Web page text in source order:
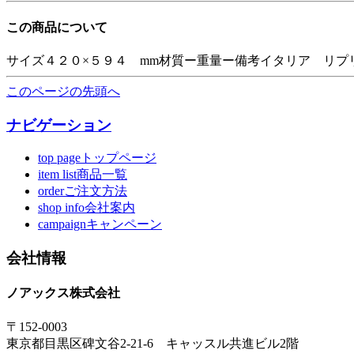
この商品について
サイズ４２０×５９４ mm材質ー重量ー備考イタリア リプ
このページの先頭へ
ナビゲーション
top pageトップページ
item list商品一覧
orderご注文方法
shop info会社案内
campaignキャンペーン
会社情報
ノアックス株式会社
〒152-0003
東京都目黒区碑文谷2-21-6 キャッスル共進ビル2階